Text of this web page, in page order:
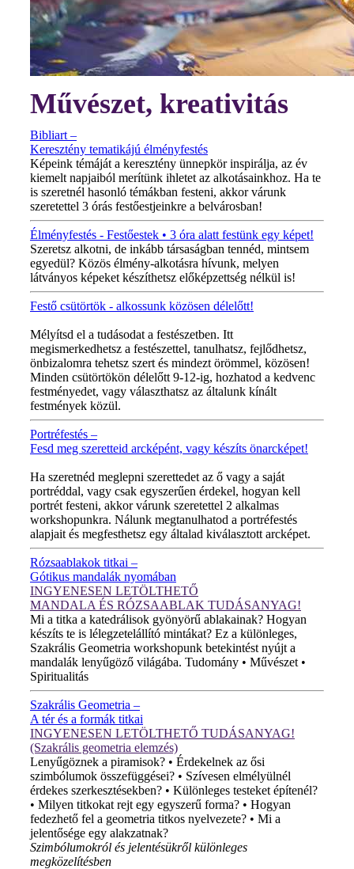
Művészet, kreativitás
Bibliart –
Keresztény tematikájú élményfestés
Képeink témáját a keresztény ünnepkör inspirálja, az év
kiemelt napjaiból merítünk ihletet az alkotásainkhoz. Ha te
is szeretnél hasonló témákban festeni, akkor várunk
szeretettel 3 órás festőestjeinkre a belvárosban!
Élményfestés - Festőestek • 3 óra alatt festünk egy képet!
Szeretsz alkotni, de inkább társaságban tennéd, mintsem
egyedül? Közös élmény-alkotásra hívunk, melyen
látványos képeket készíthetsz előképzettség nélkül is!
Festő csütörtök - alkossunk közösen délelőtt!
Mélyítsd el a tudásodat a festészetben. Itt
megismerkedhetsz a festészettel, tanulhatsz, fejlődhetsz,
önbizalomra tehetsz szert és mindezt örömmel, közösen!
Minden csütörtökön délelőtt 9-12-ig, hozhatod a kedvenc
festményedet, vagy választhatsz az általunk kínált
festmények közül.
Portréfestés –
Fesd meg szeretteid arcképént, vagy készíts önarcképet!
Ha szeretnéd meglepni szerettedet az ő vagy a saját
portréddal, vagy csak egyszerűen érdekel, hogyan kell
portrét festeni, akkor várunk szeretettel 2 alkalmas
workshopunkra. Nálunk megtanulhatod a portréfestés
alapjait és megfesthetsz egy általad kiválasztott arcképet.
Rózsaablakok titkai –
Gótikus mandalák nyomában
INGYENESEN LETÖLTHETŐ
MANDALA ÉS RÓZSAABLAK TUDÁSANYAG!
Mi a titka a katedrálisok gyönyörű ablakainak? Hogyan
készíts te is lélegzetelállító mintákat? Ez a különleges,
Szakrális Geometria workshopunk betekintést nyújt a
mandalák lenyűgöző világába. Tudomány • Művészet •
Spiritualitás
Szakrális Geometria –
A tér és a formák titkai
INGYENESEN LETÖLTHETŐ TUDÁSANYAG!
(Szakrális geometria elemzés)
Lenyűgöznek a piramisok? • Érdekelnek az ősi
szimbólumok összefüggései? • Szívesen elmélyülnél
érdekes szerkesztésekben? • Különleges testeket építenél?
• Milyen titkokat rejt egy egyszerű forma? • Hogyan
fedezhető fel a geometria titkos nyelvezete? • Mi a
jelentősége egy alakzatnak?
Szimbólumokról és jelentésükről különleges
megközelítésben